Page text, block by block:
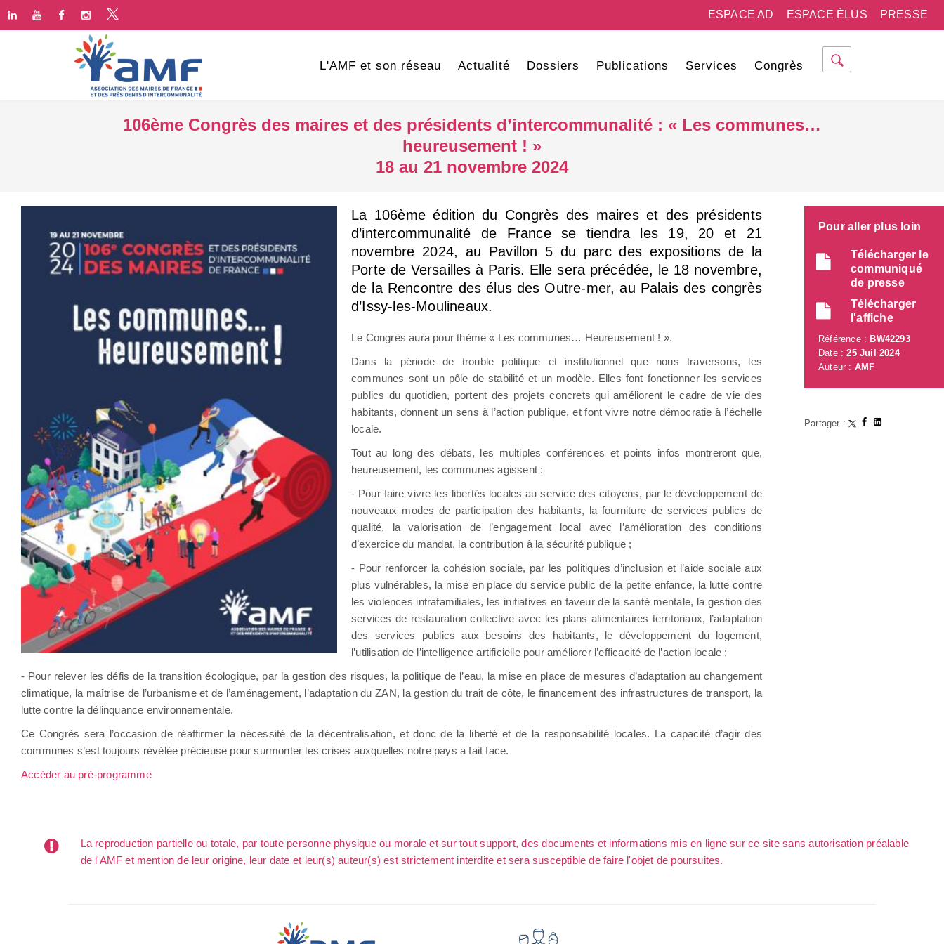
PRESSE
ESPACE ÉLUS
ESPACE AD
L'AMF et son réseau Actualité Dossiers Publications Services Congrès
106ème Congrès des maires et des présidents d’intercommunalité : « Les communes…
heureusement ! »
18 au 21 novembre 2024
La 106ème édition du Congrès des maires et des présidents
d’intercommunalité de France se tiendra les 19, 20 et 21
novembre 2024, au Pavillon 5 du parc des expositions de la
Porte de Versailles à Paris. Elle sera précédée, le 18 novembre,
de la Rencontre des élus des Outre-mer, au Palais des congrès
d’Issy-les-Moulineaux.
Le Congrès aura pour thème « Les communes… Heureusement ! ».
Dans la période de trouble politique et institutionnel que nous traversons, les
communes sont un pôle de stabilité et un modèle. Elles font fonctionner les services
publics du quotidien, portent des projets concrets qui améliorent le cadre de vie des
habitants, donnent un sens à l’action publique, et font vivre notre démocratie à l’échelle
locale.
Tout au long des débats, les multiples conférences et points infos montreront que,
heureusement, les communes agissent :
- Pour faire vivre les libertés locales au service des citoyens, par le développement de
nouveaux modes de participation des habitants, la fourniture de services publics de
qualité, la valorisation de l’engagement local avec l’amélioration des conditions
d’exercice du mandat, la contribution à la sécurité publique ;
- Pour renforcer la cohésion sociale, par les politiques d’inclusion et l’aide sociale aux
plus vulnérables, la mise en place du service public de la petite enfance, la lutte contre
les violences intrafamiliales, les initiatives en faveur de la santé mentale, la gestion des
services de restauration collective avec les plans alimentaires territoriaux, l’adaptation
des services publics aux besoins des habitants, le développement du logement,
l’utilisation de l’intelligence artificielle pour améliorer l’efficacité de l’action locale ;
- Pour relever les défis de la transition écologique, par la gestion des risques, la politique de l’eau, la mise en place de mesures d’adaptation au changement
climatique, la maîtrise de l’urbanisme et de l’aménagement, l’adaptation du ZAN, la gestion du trait de côte, le financement des infrastructures de transport, la
lutte contre la délinquance environnementale.
Ce Congrès sera l’occasion de réaffirmer la nécessité de la décentralisation, et donc de la liberté et de la responsabilité locales. La capacité d’agir des
communes s’est toujours révélée précieuse pour surmonter les crises auxquelles notre pays a fait face.
Accéder au pré-programme
Pour aller plus loin
Télécharger le
communiqué
de presse
Télécharger
l'affiche
Référence : BW42293
Date :25 Juil 2024
Auteur : AMF
Partager :
La reproduction partielle ou totale, par toute personne physique ou morale et sur tout support, des documents et informations mis en ligne sur ce site sans autorisation préalable
de l'AMF et mention de leur origine, leur date et leur(s) auteur(s) est strictement interdite et sera susceptible de faire l'objet de poursuites.